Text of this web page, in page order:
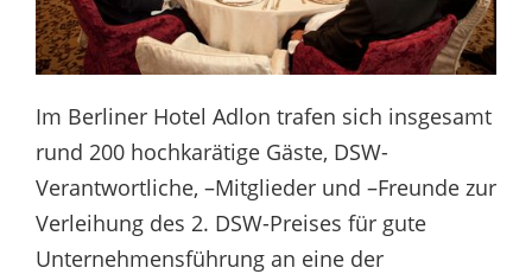
Im Berliner Hotel Adlon trafen sich insgesamt
rund 200 hochkarätige Gäste, DSW-
Verantwortliche, –Mitglieder und –Freunde zur
Verleihung des 2. DSW-Preises für gute
Unternehmensführung an eine der